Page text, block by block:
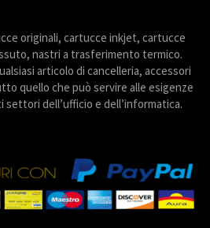
originali, cartucce inkjet, cartucce
nastri a trasferimento termico.
articolo di cancelleria, accessori
quello che può servire alle esigenze
settori dell’ufficio e dell’informatica.